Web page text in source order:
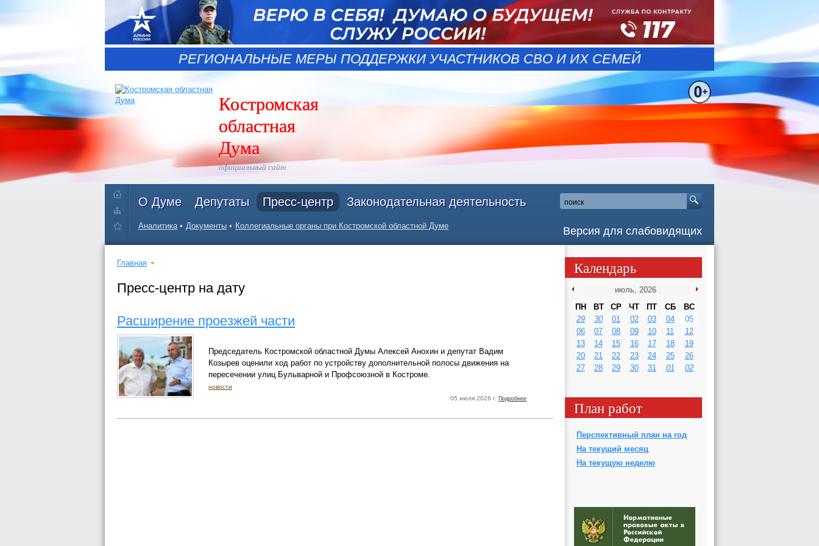
РЕГИОНАЛЬНЫЕ МЕРЫ ПОДДЕРЖКИ УЧАСТНИКОВ СВО И ИХ СЕМЕЙ
Костромская
областная
Дума
официальный сайт
Версия для слабовидящих
О Думе Депутаты Пресс-центр Законодательная деятельность
Аналитика Документы Коллегиальные органы при Костромской областной Думе
Главная
Пресс-центр на дату
Расширение проезжей части
Председатель Костромской областной Думы Алексей Анохин и депутат Вадим
Козырев оценили ход работ по устройству дополнительной полосы движения на
пересечении улиц Бульварной и Профсоюзной в Костроме.
новости
05 июля 2026 г. Подробнее
Календарь
ПН ВТ СР ЧТ ПТ СБ
ВС
29
30 01 02 03 04
05
06
07 08 09 10 11
12
13
14 15 16 17 18
19
20
21 22 23 24 25
26
27
28 29 30 31 01 02
План работ
Перспективный план на год
На текущий месяц
На текущую неделю